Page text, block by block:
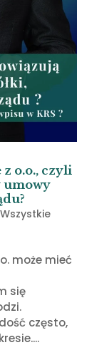
z o.o., czyli
umowy
Wszystkie
może mieć
się
często,